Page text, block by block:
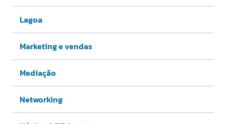
Lagoa
Marketing e vendas
Mediação
Networking